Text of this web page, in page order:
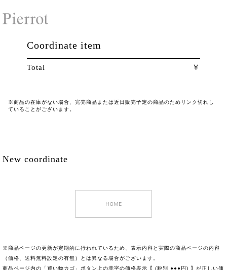
Coordinate item
Total
※商品の在庫がない場合、完売商品または近日販売予定の商品のためリンク切れし
ていることがございます。
New coordinate
※商品ページの更新が定期的に行われているため、表示内容と実際の商品ページの内容
（価格、送料無料設定の有無）とは異なる場合がございます。
商品ページ内の「買い物カゴ」ボタン上の赤字の価格表示【 (税別 ●●●円) 】が正しい価